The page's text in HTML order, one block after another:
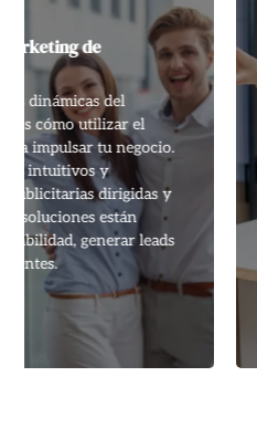
Transforma Tu
Ventas
EnAses Media,
para ofrecerte estrategias
que realmente funcionan.
expertos desarrolla
destacan tus propiedades,
posicionamiento en
audiencia objetivo a través
narrativo de alta calidad.